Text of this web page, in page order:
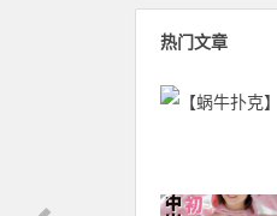
热门文章